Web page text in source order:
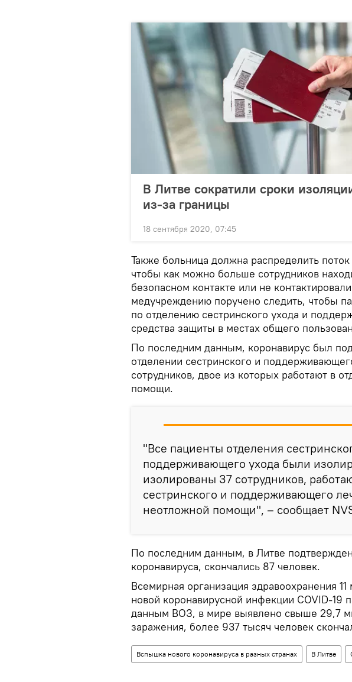
В Литве сократили сроки
из-за границы
18 сентября 2020, 07:45
Также больница должна распределить
чтобы как можно больше сотрудников
безопасном контакте или не
медучреждению поручено следить, чтобы
по отделению сестринского ухода и
средства защиты в местах общего
По последним данным, коронавирус был
отделении сестринского и
сотрудников, двое из которых работают в
помощи.
"Все пациенты отделения
поддерживающего ухода были
изолированы 37 сотрудников,
сестринского и поддерживающего
неотложной помощи", – сообщает
По последним данным, в Литве
коронавируса, скончались 87 человек.
Всемирная организация здравоохранения
новой коронавирусной инфекции COVID-19
данным ВОЗ, в мире выявлено свыше 29,7
заражения, более 937 тысяч человек
Вспышка нового коронавируса в разных странах В Литве